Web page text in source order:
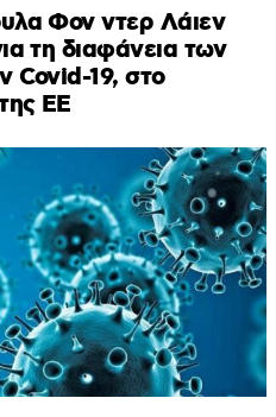
Φον ντερ Λάιεν
τη διαφάνεια των
Covid-19, στο
ΕΕ